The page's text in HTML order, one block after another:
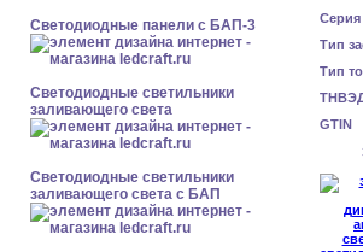
Cветодиодные панели с БАП-3
Светодиодные светильники
заливающего света
Светодиодные светильники
заливающего света с БАП
Серия
Тип
Тип
GTIN